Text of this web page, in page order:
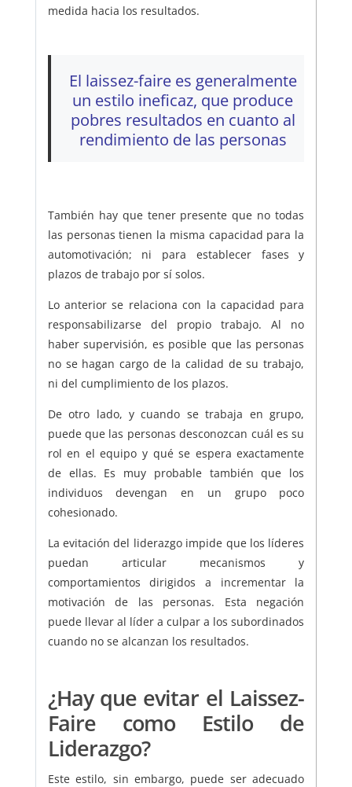
medida hacia los resultados.
El laissez-faire es generalmente
un estilo ineficaz, que produce
pobres resultados en cuanto al
rendimiento de las personas
También hay que tener presente que no todas
las personas tienen la misma capacidad para la
automotivación; ni para establecer fases y
plazos de trabajo por sí solos.
Lo anterior se relaciona con la capacidad para
responsabilizarse del propio trabajo. Al no
haber supervisión, es posible que las personas
no se hagan cargo de la calidad de su trabajo,
ni del cumplimiento de los plazos.
De otro lado, y cuando se trabaja en grupo,
puede que las personas desconozcan cuál es su
rol en el equipo y qué se espera exactamente
de ellas. Es muy probable también que los
individuos devengan en un grupo poco
cohesionado.
La evitación del liderazgo impide que los líderes
puedan articular mecanismos y
comportamientos dirigidos a incrementar la
motivación de las personas. Esta negación
puede llevar al líder a culpar a los subordinados
cuando no se alcanzan los resultados.
¿Hay que evitar el Laissez-
Faire como Estilo de
Liderazgo?
Este estilo, sin embargo, puede ser adecuado